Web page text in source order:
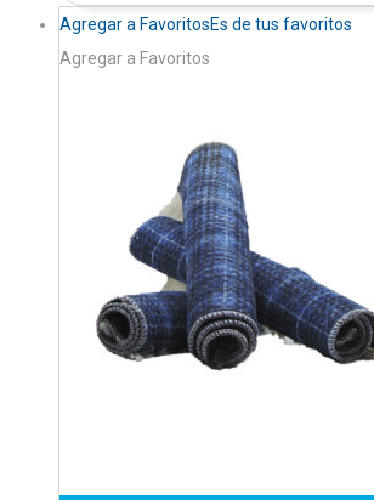
Agregar a FavoritosEs de tus favoritos
Agregar a Favoritos